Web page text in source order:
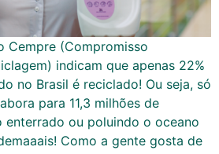
Cempre (Compromisso
indicam que apenas 22%
no Brasil é reciclado! Ou seja, só
para 11,3 milhões de
enterrado ou poluindo o oceano
Como a gente gosta de